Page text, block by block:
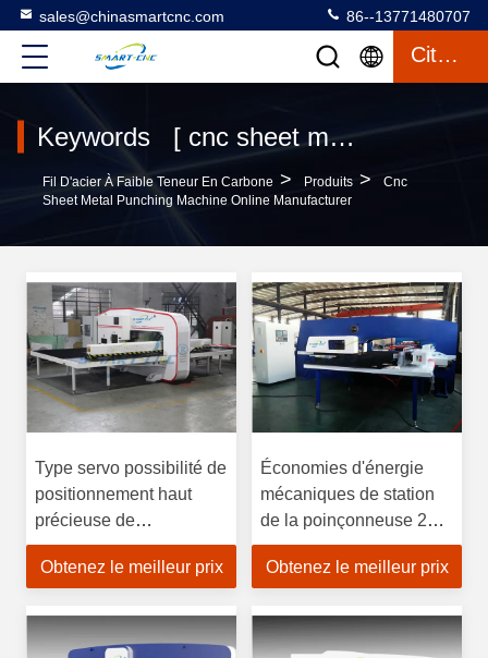
sales@chinasmartcnc.com 86--13771480707
Citation
Keywords [ cnc sheet metal punching machine ] Match 37 produits
Fil D'acier À Faible Teneur En Carbone > Produits >
Cnc
Sheet Metal Punching Machine Online Manufacturer
Type servo possibilité de
positionnement haut
précieuse de
poinçonneuse de tôle de
commande numérique
Obtenez le meilleur prix
Économies d'énergie
mécaniques de station
de la poinçonneuse 28
de tourelle de
commande numérique
Obtenez le meilleur prix